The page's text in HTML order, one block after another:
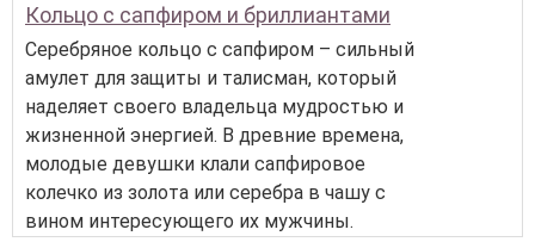
Кольцо с сапфиром и бриллиантами
Серебряное кольцо с сапфиром – сильный
амулет для защиты и талисман, который
наделяет своего владельца мудростью и
жизненной энергией. В древние времена,
молодые девушки клали сапфировое
колечко из золота или серебра в чашу с
вином интересующего их мужчины.